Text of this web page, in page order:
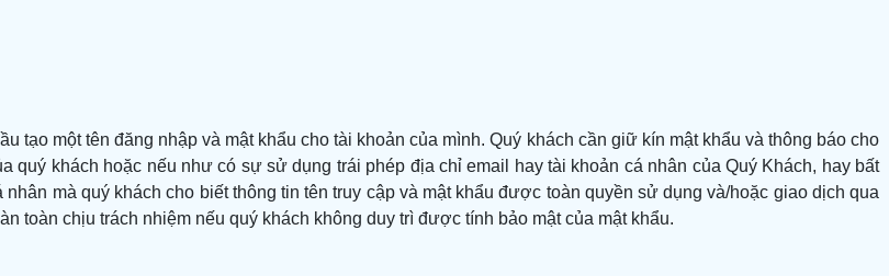
tạo một tên đăng nhập và mật khẩu cho tài khoản của mình. Quý khách cần giữ kín mật khẩu và thông báo cho
khách hoặc nếu như có sự sử dụng trái phép địa chỉ email hay tài khoản cá nhân của Quý Khách, hay bất
mà quý khách cho biết thông tin tên truy cập và mật khẩu được toàn quyền sử dụng và/hoặc giao dịch qua
toàn chịu trách nhiệm nếu quý khách không duy trì được tính bảo mật của mật khẩu.